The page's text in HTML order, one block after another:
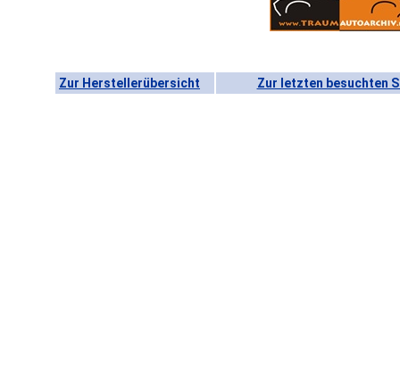
Zur Herstellerübersicht Zur letzten besuchten